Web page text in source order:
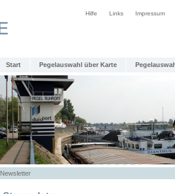
Hilfe Links Impressum
Start Pegelauswahl über Karte
Newsletter